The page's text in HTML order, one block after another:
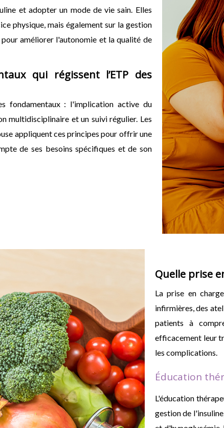
et adopter un mode de vie sain. Elles
physique, mais également sur la gestion
améliorer l'autonomie et la qualité de
qui régissent l’ETP des
fondamentaux : l'implication active du
multidisciplinaire et un suivi régulier. Les
appliquent ces principes pour offrir une
de ses besoins spécifiques et de son
Quelle prise
La prise en
infirmières, des
patients à
efficacement leur
les complications.
Éducation
L'éducation
gestion de